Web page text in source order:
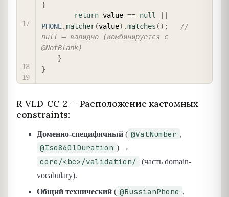
{
return value == null
PHONE.matcher(value) .matches ( ) ;
//
null — валидно (комбинируется с
@NotBlank)
}
}
R-VLD-CC-2 — Расположение кастомных
constraints:
Доменно-специфичный ( @VatNumber ,
@Iso8601Duration ) →
core/<bc>/validation/
(часть domain-
vocabulary).
Общий технический ( @RussianPhone ,